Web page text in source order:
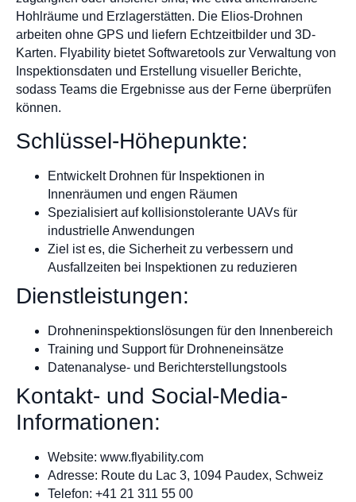
Hohlräume und Erzlagerstätten. Die Elios-Drohnen
arbeiten ohne GPS und liefern Echtzeitbilder und 3D-
Karten. Flyability bietet Softwaretools zur Verwaltung von
Inspektionsdaten und Erstellung visueller Berichte,
sodass Teams die Ergebnisse aus der Ferne überprüfen
können.
Schlüssel-Höhepunkte:
Entwickelt Drohnen für Inspektionen in
Innenräumen und engen Räumen
Spezialisiert auf kollisionstolerante UAVs für
industrielle Anwendungen
Ziel ist es, die Sicherheit zu verbessern und
Ausfallzeiten bei Inspektionen zu reduzieren
Dienstleistungen:
Drohneninspektionslösungen für den Innenbereich
Training und Support für Drohneneinsätze
Datenanalyse- und Berichterstellungstools
Kontakt- und Social-Media-
Informationen:
Website: www.flyability.com
Adresse: Route du Lac 3, 1094 Paudex, Schweiz
Telefon: +41 21 311 55 00